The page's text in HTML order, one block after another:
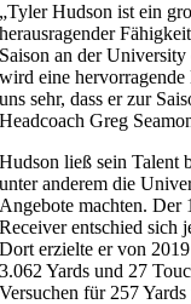
„Tyler Hudson ist ein
herausragender
Saison an der
wird eine
uns sehr, dass er zur
Headcoach Greg
Hudson ließ sein Talent
unter anderem die
Angebote machten. Der
Receiver entschied sich
Dort erzielte er von
3.062 Yards und 27
Versuchen für 257